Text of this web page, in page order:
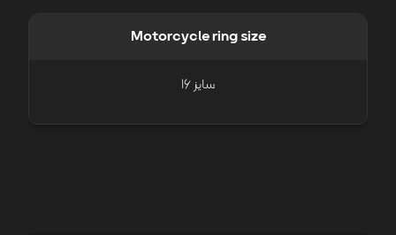
Motorcycle ring size
سایز 16